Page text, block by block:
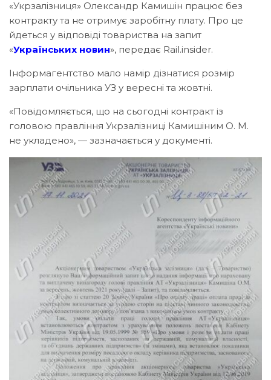
«Укрзалізниця» Олександр Камишін працює без
контракту та не отримує заробітну плату. Про це
йдеться у відповіді товариства на запит
«Українських новин», передає Rail.insider.
Інформагентство мало намір дізнатися розмір
зарплати очільника УЗ у вересні та жовтні.
«Повідомляється, що на сьогодні контракт із
головою правління Укрзалізниці Камишіним О. М.
не укладено», — зазначається у документі.